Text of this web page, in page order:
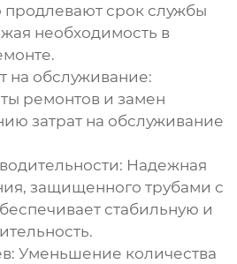
продлевают срок службы
необходимость в
на обслуживание:
ремонтов и замен
затрат на обслуживание
Надежная
защищенного трубами с
стабильную и
Уменьшение количества